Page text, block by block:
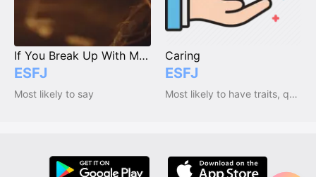
If You Break Up With Me, I'll Die.
ESFJ
Most likely to say
Caring
ESFJ
Most likely to have traits, qualities and emotions